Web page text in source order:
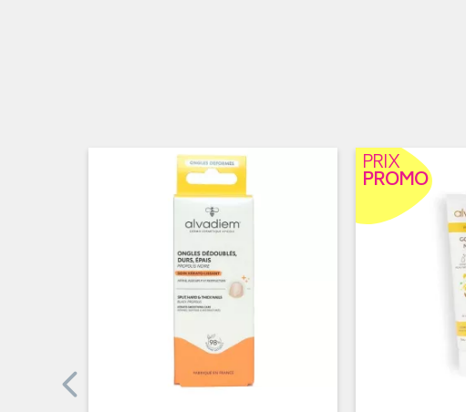
PRIX
PROMO